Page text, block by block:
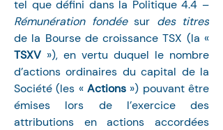
Rémunération fondée sur
TSXV »), en vertu duquel le nombre
d’actions ordinaires du capital de la
Société (les « Actions ») pouvant être
émises lors de l’exercice des
attributions en actions accordées